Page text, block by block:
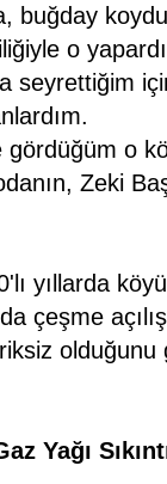
buğday
o
seyrettiğim
gördüğüm o
Zeki
yıllarda
çeşme
Yağı